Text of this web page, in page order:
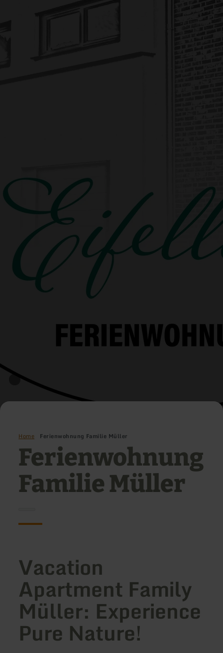
Home Ferienwohnung Familie Müller
Ferienwohnung
Familie Müller
Vacation
Apartment Family
Müller: Experience
Pure Nature!